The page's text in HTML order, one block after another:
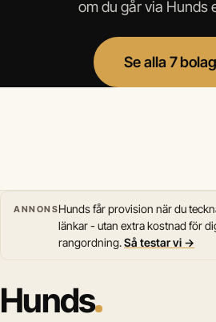
om du går via Hunds
Se alla 7
ANNONSHunds får provision när du
länkar - utan extra kostnad för
rangordning.Så testar vi →
Hunds